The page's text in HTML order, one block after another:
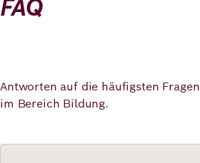
FAQ
Antworten auf die häufigsten Fragen
im Bereich Bildung.